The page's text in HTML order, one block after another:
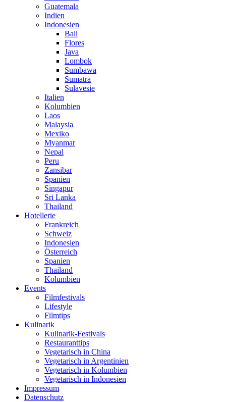
Guatemala
Indien
Indonesien
Bali
Flores
Java
Lombok
Sumbawa
Sumatra
Sulavesie
Italien
Kolumbien
Laos
Malaysia
Mexiko
Myanmar
Nepal
Peru
Zansibar
Spanien
Singapur
Sri Lanka
Thailand
Hotellerie
Frankreich
Schweiz
Indonesien
Österreich
Spanien
Thailand
Kolumbien
Events
Filmfestivals
Lifestyle
Filmtips
Kulinarik
Kulinarik-Festivals
Restauranttips
Vegetarisch in China
Vegetarisch in Argentinien
Vegetarisch in Kolumbien
Vegetarisch in Indonesien
Impressum
Datenschutz